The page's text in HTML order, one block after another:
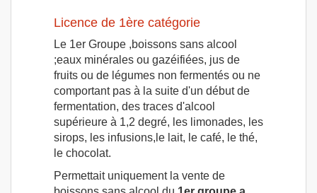
Licence de 1ère catégorie
Le 1er Groupe ,boissons sans alcool
;eaux minérales ou gazéifiées, jus de
fruits ou de légumes non fermentés ou ne
comportant pas à la suite d'un début de
fermentation, des traces d'alcool
supérieure à 1,2 degré, les limonades, les
sirops, les infusions,le lait, le café, le thé,
le chocolat.
Permettait uniquement la vente de